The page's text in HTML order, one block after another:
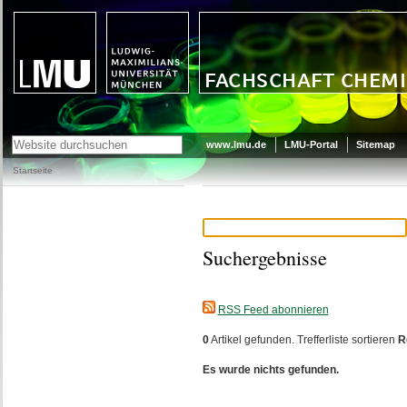
FACHSCHAFT CHEMIE UND
www.lmu.de LMU-Portal Sitemap
Startseite
Suchergebnisse
RSS Feed abonnieren
0Artikel gefunden. Trefferliste sortieren
Es wurde nichts gefunden.